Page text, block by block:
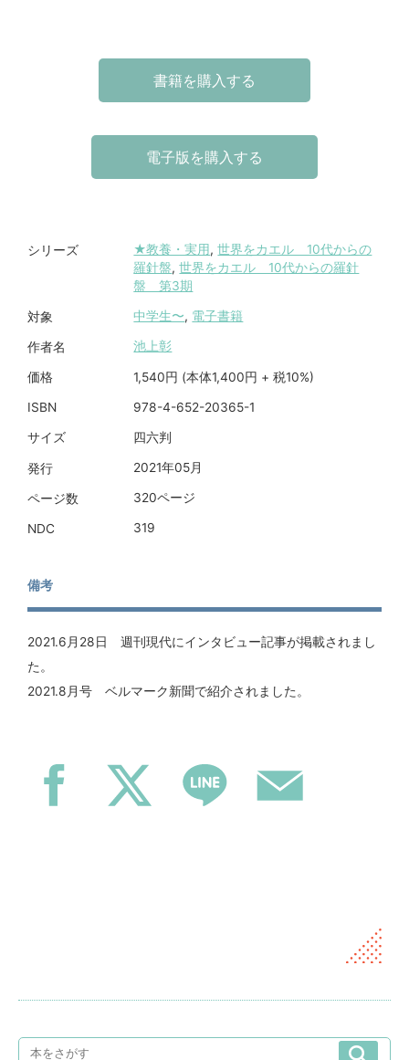
書籍を購入する
電子版を購入する
シリーズ ★教養・実用,世界をカエル 10代からの
羅針盤,世界をカエル 10代からの羅針
盤 第3期
対象 中学生〜, 電子書籍
作者名 池上彰
価格 1,540円 (本体1,400円 + 税10%)
ISBN 978-4-652-20365-1
サイズ 四六判
発行 2021年05月
ページ数 320ページ
NDC 319
備考
2021.6月28日 週刊現代にインタビュー記事が掲載されまし
た。
2021.8月号 ベルマーク新聞で紹介されました。